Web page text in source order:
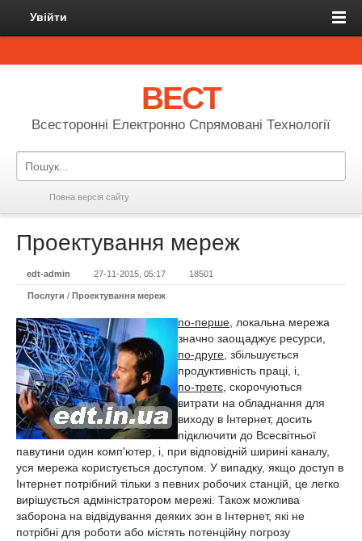
Увійти
ВЕСТ
Всесторонні Електронно Спрямовані Технології
Повна версія сайту
Проектування мереж
edt-admin 27-11-2015, 05:17 18501
Послуги / Проектування мереж
по-перше , локальна мережа
значно заощаджує ресурси,
по-друге , збільшується
продуктивність праці, і,
по-третє , скорочуються
витрати на обладнання для
виходу в Інтернет, досить
підключити до Всесвітньої
павутини один комп'ютер, і, при відповідній ширині каналу,
уся мережа користується доступом. У випадку, якщо доступ в
Інтернет потрібний тільки з певних робочих станцій, це легко
вирішується адміністратором мережі. Також можлива
заборона на відвідування деяких зон в Інтернет, які не
потрібні для роботи або містять потенційну погрозу